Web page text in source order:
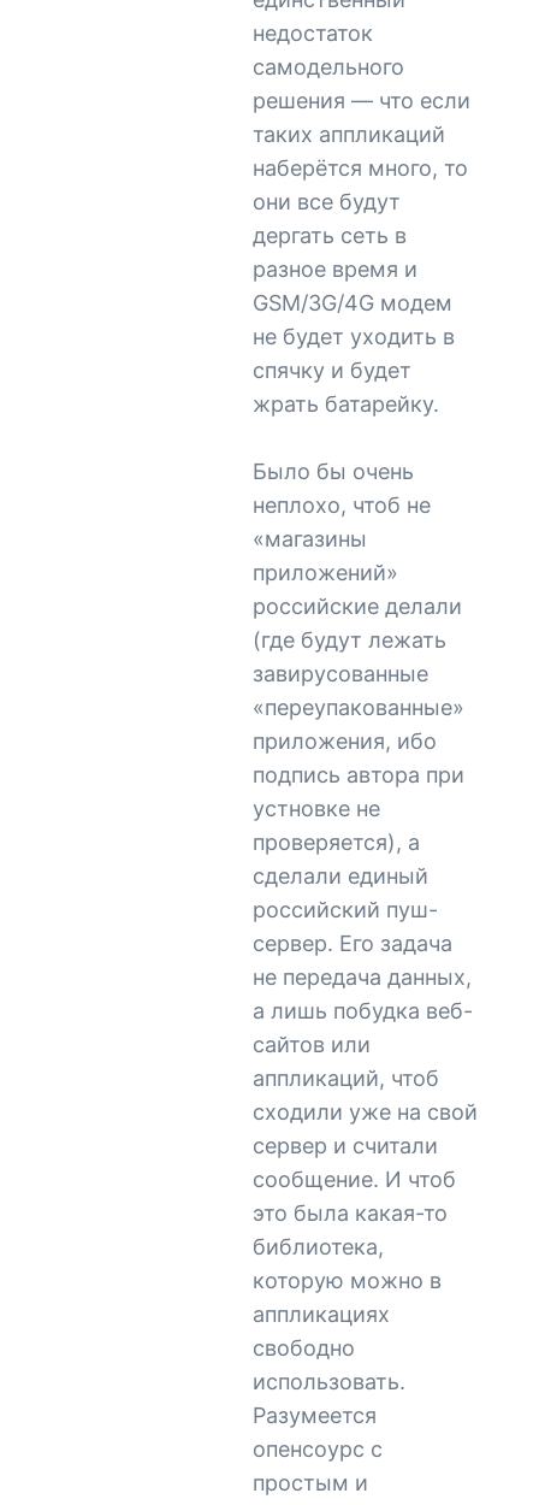
недостаток
самодельного
решения — что если
таких аппликаций
наберётся много, то
они все будут
дергать сеть в
разное время и
GSM/3G/4G модем
не будет уходить в
спячку и будет
жрать батарейку.
Было бы очень
неплохо, чтоб не
«магазины
приложений»
российские делали
(где будут лежать
завирусованные
«переупакованные»
приложения, ибо
подпись автора при
устновке не
проверяется), а
сделали единый
российский пуш-
сервер. Его задача
не передача данных,
а лишь побудка веб-
сайтов или
аппликаций, чтоб
сходили уже на свой
сервер и считали
сообщение. И чтоб
это была какая-то
библиотека,
которую можно в
аппликациях
свободно
использовать.
Разумеется
опенсоурс с
простым и